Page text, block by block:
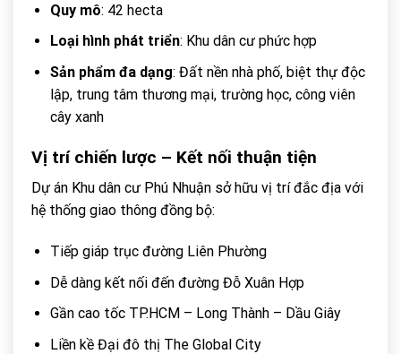
Quy mô: 42 hecta
Loại hình phát triển: Khu dân cư phức hợp
Sản phẩm đa dạng: Đất nền nhà phố, biệt thự độc
lập, trung tâm thương mại, trường học, công viên
cây xanh
Vị trí chiến lược – Kết nối thuận tiện
Dự án Khu dân cư Phú Nhuận sở hữu vị trí đắc địa với
hệ thống giao thông đồng bộ:
Tiếp giáp trục đường Liên Phường
Dễ dàng kết nối đến đường Đỗ Xuân Hợp
Gần cao tốc TP.HCM – Long Thành – Dầu Giây
Liền kề Đại đô thị The Global City